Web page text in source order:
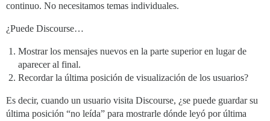
continuo. No necesitamos temas individuales.
¿Puede Discourse…
Mostrar los mensajes nuevos en la parte superior en lugar de
aparecer al final.
Recordar la última posición de visualización de los usuarios?
Es decir, cuando un usuario visita Discourse, ¿se puede guardar su
última posición “no leída” para mostrarle dónde leyó por última